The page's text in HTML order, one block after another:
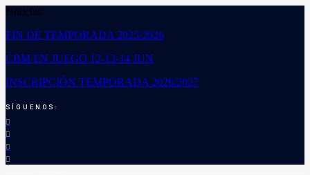
Noticias:
FIN DE TEMPORADA 2025/2026
CBM EN JUEGO 12-13-14 JUN
INSCRIPCIÓN TEMPORADA 2026/2027
SÍGUENOS: